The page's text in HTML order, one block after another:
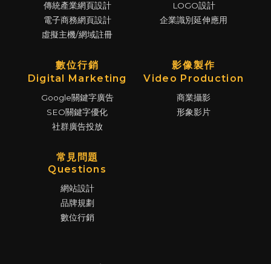
傳統產業網頁設計
電子商務網頁設計
虛擬主機/網域註冊
LOGO設計
企業識別延伸應用
數位行銷
Digital Marketing
Google關鍵字廣告
SEO關鍵字優化
社群廣告投放
影像製作
Video Production
商業攝影
形象影片
常見問題
Questions
網站設計
品牌規劃
數位行銷